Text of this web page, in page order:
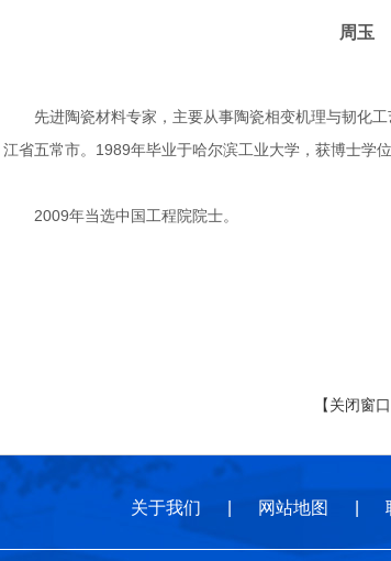
周玉
先进陶瓷材料专家，主要从事陶瓷相变机理与韧化工
江省五常市。1989年毕业于哈尔滨工业大学，获博士学位
2009年当选中国工程院院士。
【关闭窗口
关于我们 网站地图